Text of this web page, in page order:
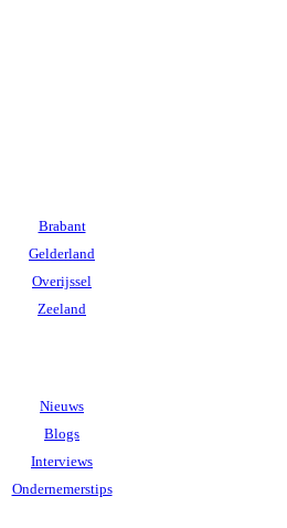
Brabant
Gelderland
Overijssel
Zeeland
Nieuws
Blogs
Interviews
Ondernemerstips